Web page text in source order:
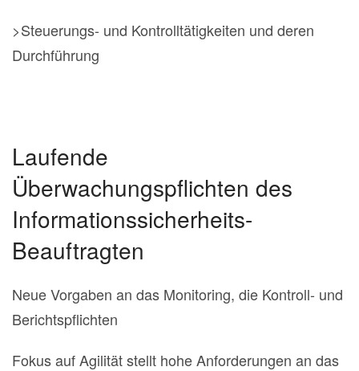
>Steuerungs- und Kontrolltätigkeiten und deren
Durchführung
Laufende
Überwachungspflichten des
Informationssicherheits-
Beauftragten
Neue Vorgaben an das Monitoring, die Kontroll- und
Berichtspflichten
Fokus auf Agilität stellt hohe Anforderungen an das